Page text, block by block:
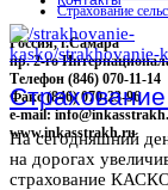
Страхование
Россия, г.Самара
пр. 2-го
Телефон (846) 070-11-14
Факс (846) 070-23-96
e-mail:
www.inkasstrakh.ru
На сегодняшний
на дорогах
страхование